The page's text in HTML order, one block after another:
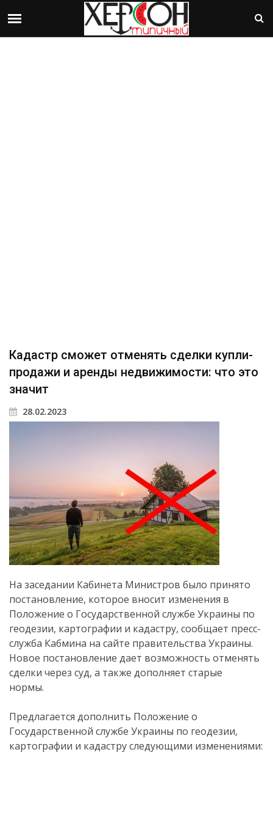
Кадастр сможет отменять сделки купли-
продажи и аренды недвижимости: что это
значит
28.02.2023
На заседании Кабинета Министров было принято
постановление, которое вносит изменения в
Положение о Государственной службе Украины по
геодезии, картографии и кадастру, сообщает пресс-
служба Кабмина на сайте правительства Украины.
Новое постановление дает возможность отменять
сделки через суд, а также дополняет старые
нормы.
Предлагается дополнить Положение о
Государственной службе Украины по геодезии,
картографии и кадастру следующими изменениями: